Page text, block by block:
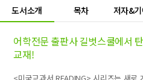
도서소개 목차 저자&
어학전문 출판사 길벗스쿨에서
교재!